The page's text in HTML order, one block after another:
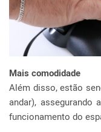
Mais comodidade
Além disso, estão
andar), assegurando
funcionamento do